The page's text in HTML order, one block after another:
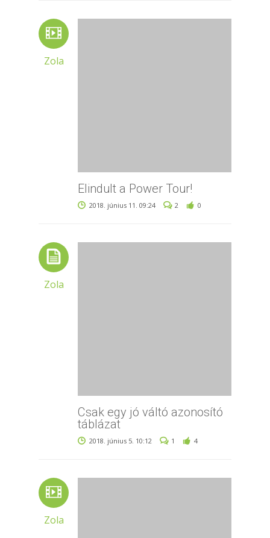
Zola
Elindult a Power Tour!
2018. június 11. 09:24 2 0
Zola
Csak egy jó váltó azonosító
táblázat
2018. június 5. 10:12 1 4
Zola